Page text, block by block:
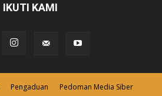
IKUTI KAMI
Pengaduan
Pedoman Media Siber